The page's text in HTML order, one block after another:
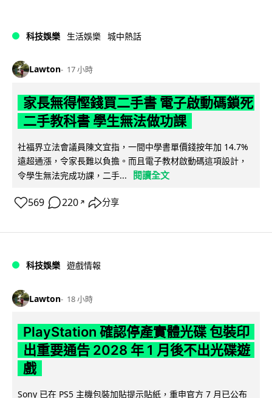
科技娛樂 生活娛樂 城中熱話
Lawton 17 小時
家長無得慳錢買二手書 電子啟動碼鎖死
二手教科書 學生無法做功課
社福界立法會議員陳文宜指，一間中學書單價錢按年加 14.7%
遠超通漲，令家長難以負擔。而且電子教材啟動碼這項設計，
令學生無法完成功課，二手...
閱讀全文
569 220 ↗ 分享
科技娛樂 遊戲情報
Lawton 18 小時
PlayStation 確認停產實體光碟 包裝印
出重要通告 2028 年 1 月後不出光碟遊
戲
Sony 已在 PS5 主機包裝加貼提示貼紙，重申官方 7 月已公布